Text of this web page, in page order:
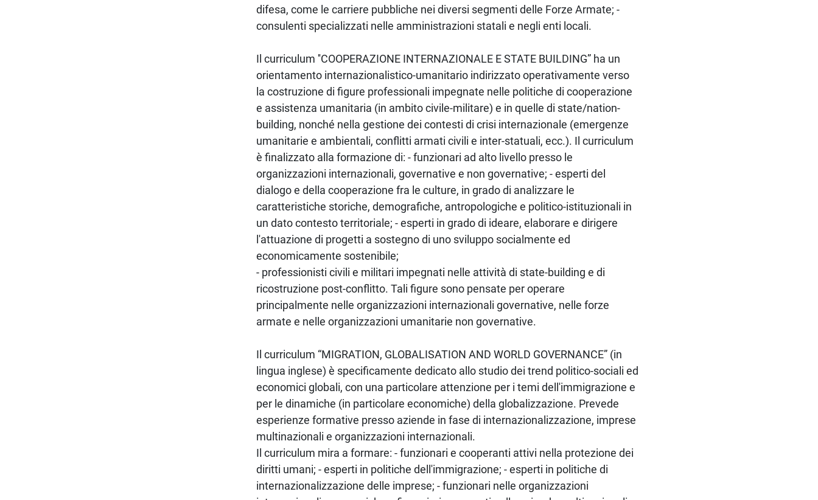
difesa, come le carriere pubbliche nei diversi segmenti delle Forze Armate; -
consulenti specializzati nelle amministrazioni statali e negli enti locali.
Il curriculum ''COOPERAZIONE INTERNAZIONALE E STATE BUILDING” ha un
orientamento internazionalistico-umanitario indirizzato operativamente verso
la costruzione di figure professionali impegnate nelle politiche di cooperazione
e assistenza umanitaria (in ambito civile-militare) e in quelle di state/nation-
building, nonché nella gestione dei contesti di crisi internazionale (emergenze
umanitarie e ambientali, conflitti armati civili e inter-statuali, ecc.). Il curriculum
è finalizzato alla formazione di: - funzionari ad alto livello presso le
organizzazioni internazionali, governative e non governative; - esperti del
dialogo e della cooperazione fra le culture, in grado di analizzare le
caratteristiche storiche, demografiche, antropologiche e politico-istituzionali in
un dato contesto territoriale; - esperti in grado di ideare, elaborare e dirigere
l'attuazione di progetti a sostegno di uno sviluppo socialmente ed
economicamente sostenibile;
- professionisti civili e militari impegnati nelle attività di state-building e di
ricostruzione post-conflitto. Tali figure sono pensate per operare
principalmente nelle organizzazioni internazionali governative, nelle forze
armate e nelle organizzazioni umanitarie non governative.
Il curriculum “MIGRATION, GLOBALISATION AND WORLD GOVERNANCE” (in
lingua inglese) è specificamente dedicato allo studio dei trend politico-sociali ed
economici globali, con una particolare attenzione per i temi dell'immigrazione e
per le dinamiche (in particolare economiche) della globalizzazione. Prevede
esperienze formative presso aziende in fase di internazionalizzazione, imprese
multinazionali e organizzazioni internazionali.
Il curriculum mira a formare: - funzionari e cooperanti attivi nella protezione dei
diritti umani; - esperti in politiche dell'immigrazione; - esperti in politiche di
internazionalizzazione delle imprese; - funzionari nelle organizzazioni